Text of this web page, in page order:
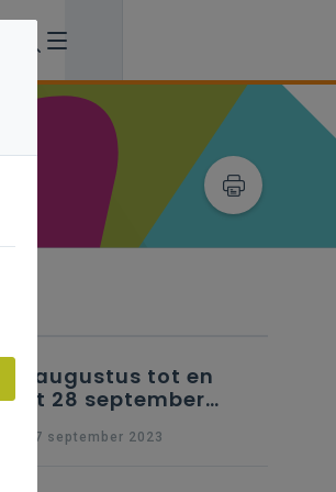
25 augustus tot en
met 28 september
vragen
wo 27 september 2023